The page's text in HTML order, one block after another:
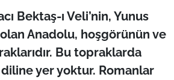
Bektaş-ı Veli’nin, Yunus
olan Anadolu, hoşgörünün ve
Bu topraklarda
diline yer yoktur. Romanlar